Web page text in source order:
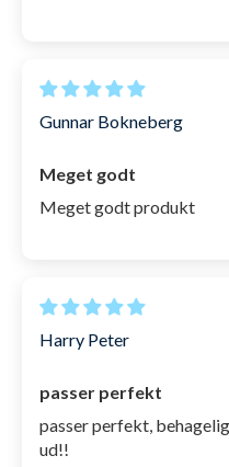
Gunnar Bokneberg
Meget godt
Meget godt produkt
Harry Peter
passer perfekt
passer perfekt,
ud!!